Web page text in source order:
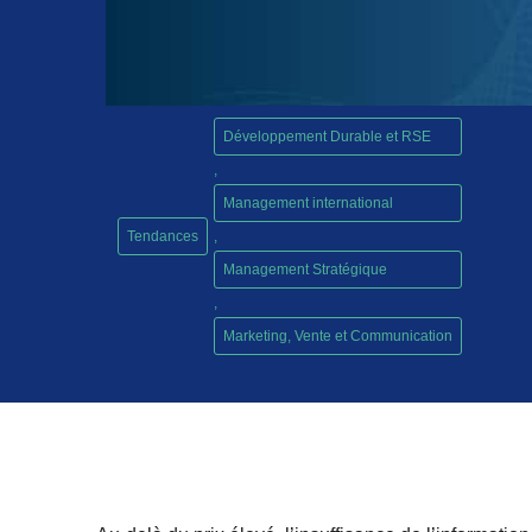
Tendances
Développement Durable et RSE
,
Management international
,
Management Stratégique
,
Marketing, Vente et Communication